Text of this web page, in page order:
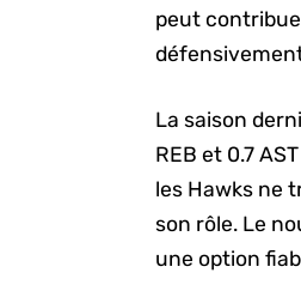
peut
La saison
REB et 0.7
les Hawks ne
son rôle. Le
une option